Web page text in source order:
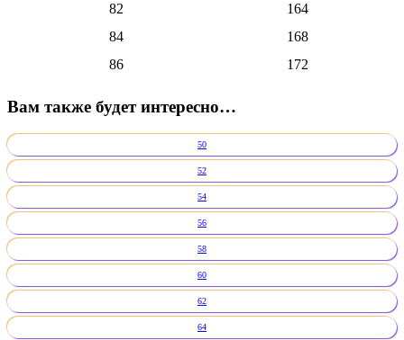
82
164
84
168
86
172
Вам также будет интересно…
50
52
54
56
58
60
62
64